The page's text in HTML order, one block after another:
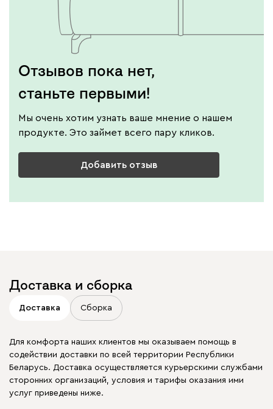
Отзывов пока нет,
станьте первыми!
Мы очень хотим узнать ваше мнение о нашем
продукте. Это займет всего пару кликов.
Добавить отзыв
Доставка и сборка
Доставка Сборка
Для комфорта наших клиентов мы оказываем помощь в
содействии доставки по всей территории Республики
Беларусь. Доставка осуществляется курьерскими службами
сторонних организаций, условия и тарифы оказания ими
услуг приведены ниже.